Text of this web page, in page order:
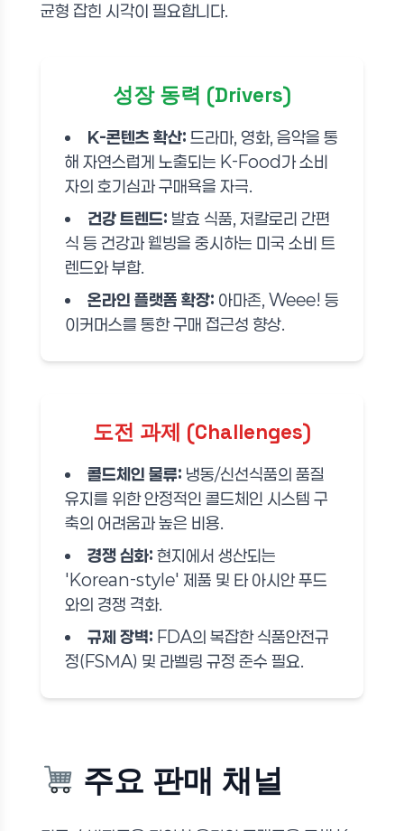
균형 잡힌 시각이 필요합니다.
성장 동력 (Drivers)
K-콘텐츠 확산: 드라마, 영화, 음악을 통
해 자연스럽게 노출되는 K-Food가 소비
자의 호기심과 구매욕을 자극.
건강 트렌드: 발효 식품, 저칼로리 간편
식 등 건강과 웰빙을 중시하는 미국 소비 트
렌드와 부합.
온라인 플랫폼 확장: 아마존, Weee! 등
이커머스를 통한 구매 접근성 향상.
도전 과제 (Challenges)
콜드체인 물류: 냉동/신선식품의 품질
유지를 위한 안정적인 콜드체인 시스템 구
축의 어려움과 높은 비용.
경쟁 심화: 현지에서 생산되는
'Korean-style' 제품 및 타 아시안 푸드
와의 경쟁 격화.
규제 장벽: FDA의 복잡한 식품안전규
정(FSMA) 및 라벨링 규정 준수 필요.
주요 판매 채널